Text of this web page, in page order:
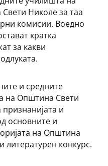
Николе за таа
комисии. Воедно
кратка
за какви
и средните
на Општина Свети
и
основните и
на Општина
литературен конкурс.